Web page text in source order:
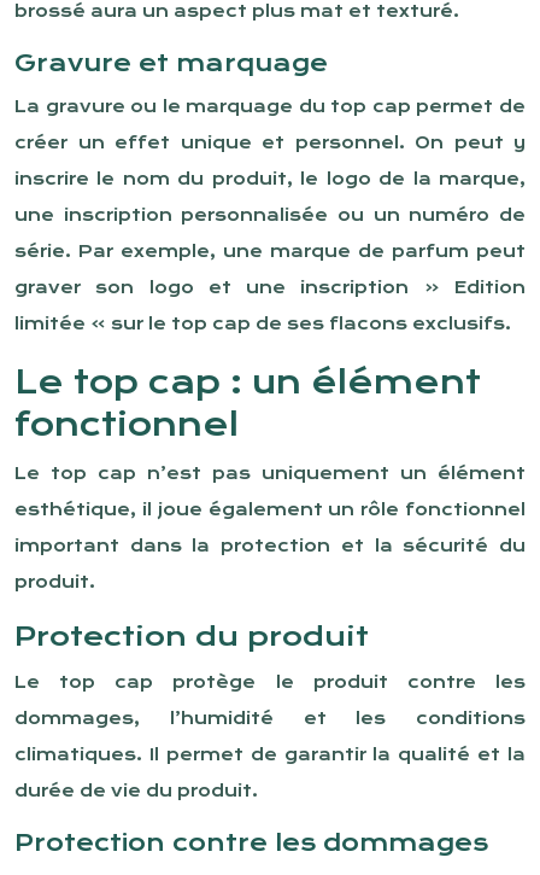
brossé aura un aspect plus mat et texturé.
Gravure et marquage
La gravure ou le marquage du top cap permet de
créer un effet unique et personnel. On peut y
inscrire le nom du produit, le logo de la marque,
une inscription personnalisée ou un numéro de
série. Par exemple, une marque de parfum peut
graver son logo et une inscription « Edition
limitée » sur le top cap de ses flacons exclusifs.
Le top cap : un élément
fonctionnel
Le top cap n’est pas uniquement un élément
esthétique, il joue également un rôle fonctionnel
important dans la protection et la sécurité du
produit.
Protection du produit
Le top cap protège le produit contre les
dommages, l’humidité et les conditions
climatiques. Il permet de garantir la qualité et la
durée de vie du produit.
Protection contre les dommages